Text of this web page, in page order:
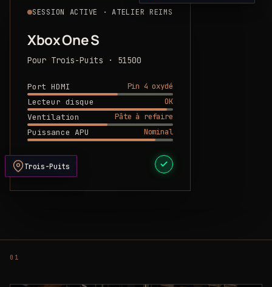
SESSION ACTIVE · ATELIER REIMS
Xbox One S
Pour Trois-Puits · 51500
Port HDMI
Pin 4 oxydé
Lecteur disque
OK
Ventilation
Pâte à refaire
Puissance APU
Nominal
DEVIS PRÊT
Trois-Puits